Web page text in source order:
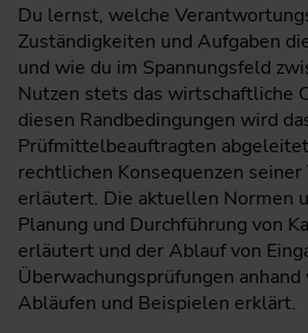
Du lernst, welche
Zuständigkeiten und Aufgaben
und wie du im Spannungsfeld
Nutzen stets das wirtschaftliche
diesen Randbedingungen wird
Prüfmittelbeauftragten
rechtlichen Konsequenzen
erläutert. Die aktuellen Normen
Planung und Durchführung von
erläutert und der Ablauf von
Überwachungsprüfungen anhand
Abläufen und Beispielen erklärt.